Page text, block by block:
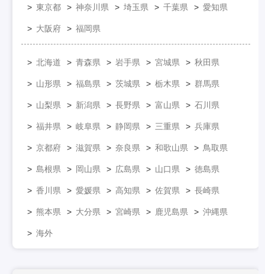
東京都 神奈川県 埼玉県 千葉県 愛知県
大阪府 福岡県
北海道 青森県 岩手県 宮城県 秋田県
山形県 福島県 茨城県 栃木県 群馬県
山梨県 新潟県 長野県 富山県 石川県
福井県 岐阜県 静岡県 三重県 兵庫県
京都府 滋賀県 奈良県 和歌山県 鳥取県
島根県 岡山県 広島県 山口県 徳島県
香川県 愛媛県 高知県 佐賀県 長崎県
熊本県 大分県 宮崎県 鹿児島県 沖縄県
海外